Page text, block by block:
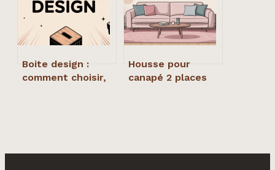
Boite design :
comment choisir,
Housse pour
canapé 2 places